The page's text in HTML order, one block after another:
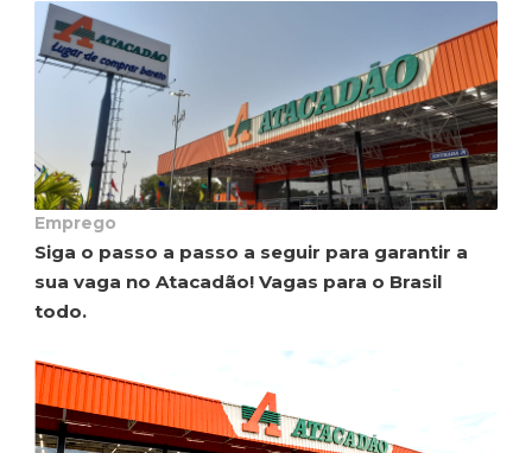
Emprego
Siga o passo a passo a seguir para garantir a
sua vaga no Atacadão! Vagas para o Brasil
todo.